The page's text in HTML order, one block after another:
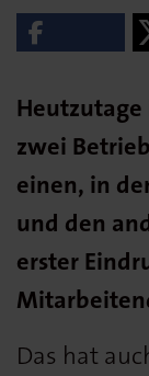
zwei
einen, in
und den
erster
Das hat